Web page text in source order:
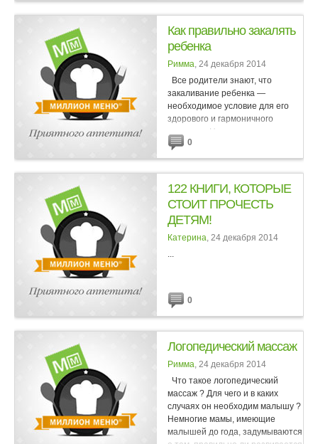
Как правильно закалять
ребенка
Римма, 24 декабря 2014
Все родители знают, что
закаливание ребенка —
необходимое условие для его
здорового и гармоничного
развития. Но многие считают
опасным подвергать этим
процедурам грудных детей и
0
122 КНИГИ, КОТОРЫЕ
СТОИТ ПРОЧЕСТЬ
ДЕТЯМ!
Катерина, 24 декабря 2014
...
0
Логопедический массаж
Римма, 24 декабря 2014
Что такое логопедический
массаж ? Для чего и в каких
случаях он необходим малышу ?
Немногие мамы, имеющие
малышей до года, задумываются